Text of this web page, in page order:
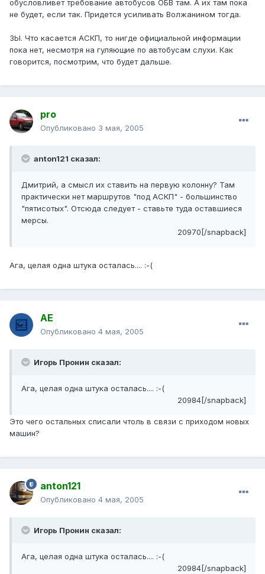
обусловливет требование автобусов ОБВ там. А их там пока
не будет, если так. Придется усиливать Волжанином тогда.
ЗЫ. Что касается АСКП, то нигде официальной информации
пока нет, несмотря на гуляющие по автобусам слухи. Как
говорится, посмотрим, что будет дальше.
pro
Опубликовано 3 мая, 2005
anton121 сказал:
Дмитрий, а смысл их ставить на первую колонну? Там
практически нет маршрутов "под АСКП" - большинство
"пятисотых". Отсюда следует - ставьте туда оставшиеся
мерсы.
20970[/snapback]
Ага, целая одна штука осталась.... :-(
АЕ
Опубликовано 4 мая, 2005
Игорь Пронин сказал:
Ага, целая одна штука осталась.... :-(
20984[/snapback]
Это чего остальных списали чтоль в связи с приходом новых
машин?
anton121
Опубликовано 4 мая, 2005
Игорь Пронин сказал:
Ага, целая одна штука осталась.... :-(
20984[/snapback]